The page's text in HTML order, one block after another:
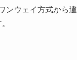
ンウェイ方式から違